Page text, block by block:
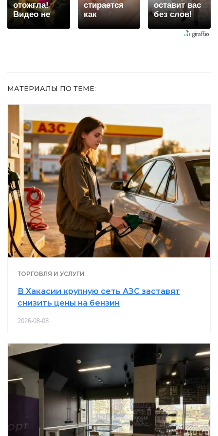
отожгла!
Видео не
оставит
стирается
как
ластиком!
оставит вас
без слов!
Пересмотрела
МАТЕРИАЛЫ ПО ТЕМЕ:
ТОРГОВЛЯ И УСЛУГИ
В Хакасии крупную сеть АЗС заставят
снизить цены на бензин
2026-08-08